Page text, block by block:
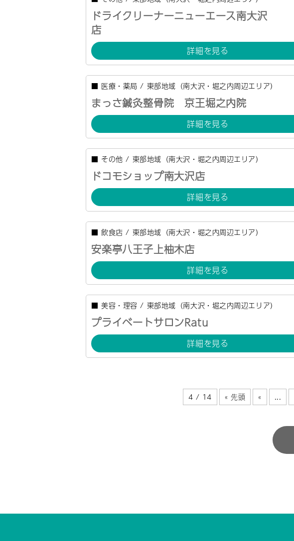
ドライクリーナーニューエース南大沢
店
詳細を見る
■ 医療・薬局 / 東部地域（南大沢・堀之内周辺エリア）
まっさ鍼灸整骨院 京王堀之内院
詳細を見る
■ その他 / 東部地域（南大沢・堀之内周辺エリア）
ドコモショップ南大沢店
詳細を見る
■ 飲食店 / 東部地域（南大沢・堀之内周辺エリア）
安楽亭八王子上柚木店
詳細を見る
■ 美容・理容 / 東部地域（南大沢・堀之内周辺エリア）
プライベートサロンRatu
詳細を見る
4 / 14 « 先頭 « ...